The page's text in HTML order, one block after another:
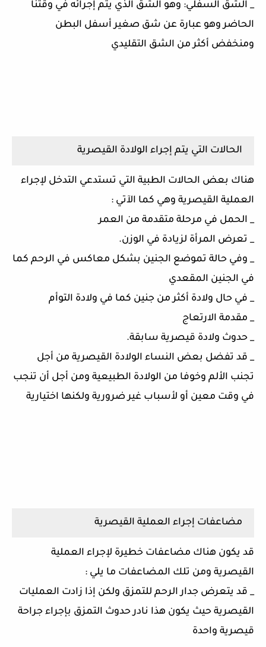
_ الشق السفلي: وهو الشق الذي يتم إجرائه في وقتنا
الحاضر وهو عبارة عن شق صغير أسفل البطن
ومنخفض أكثر من الشق التقليدي
الحالات التي يتم إجراء الولادة القيصرية
هناك بعض الحالات الطبية التي تستدعي التدخل لإجراء
العملية القيصرية وهي كما الآتي :
_ الحمل في مرحلة متقدمة من العمر
_ تعرض المرأة لزيادة في الوزن.
_ وفي حالة تموضع الجنين بشكل معاكس في الرحم كما
في الجنين المقعدي
_ في حال ولادة أكثر من جنين كما في ولادة التوأم
_ مقدمة الارتعاج
_ حدوث ولادة قيصرية سابقة.
_ قد تفضل بعض النساء الولادة القيصرية من أجل
تجنب الألم وخوفا من الولادة الطبيعية ومن أجل أن تنجب
في وقت معين أو لأسباب غير ضرورية ولكنها اختيارية
مضاعفات إجراء العملية القيصرية
قد يكون هناك مضاعفات خطيرة لإجراء العملية
القيصرية ومن تلك المضاعفات ما يلي :
_ قد يتعرض جدار الرحم للتمزق ولكن إذا زادت العمليات
القيصرية حيث يكون هذا نادر حدوث التمزق بإجراء جراحة
قيصرية واحدة